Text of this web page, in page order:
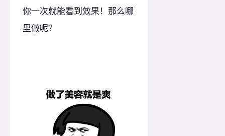
你一次就能看到效果！那么哪
里做呢？